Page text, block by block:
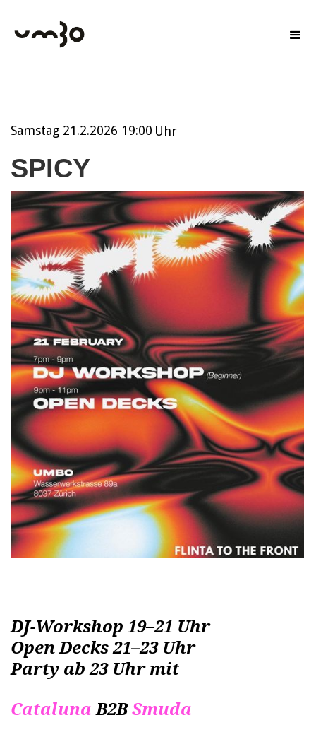
Samstag 21.2.2026 19:00 Uhr
SPICY
DJ-Workshop 19–21 Uhr
Open Decks 21–23 Uhr
Party ab 23 Uhr mit
Cataluna B2B Smuda